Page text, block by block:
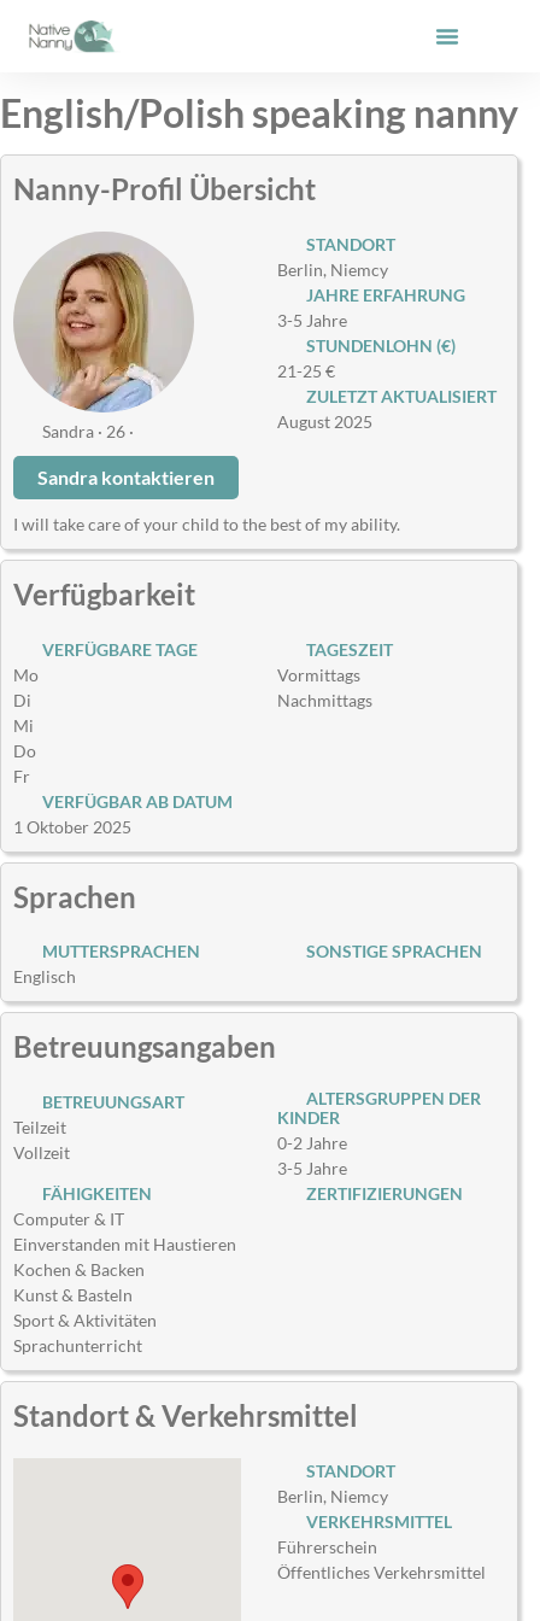
Inhalt
English/Polish speaking nanny
Nanny-Profil Übersicht
Sandra · 26 ·
STANDORT
Berlin, Niemcy
JAHRE ERFAHRUNG
3-5 Jahre
STUNDENLOHN (€)
21-25 €
ZULETZT AKTUALISIERT
August 2025
Sandra kontaktieren
I will take care of your child to the best of my ability.
Verfügbarkeit
VERFÜGBARE TAGE
Mo
Di
Mi
Do
Fr
TAGESZEIT
Vormittags
Nachmittags
VERFÜGBAR AB DATUM
1 Oktober 2025
Sprachen
MUTTERSPRACHEN
Englisch
SONSTIGE SPRACHEN
Betreuungsangaben
BETREUUNGSART
Teilzeit
Vollzeit
ALTERSGRUPPEN DER
KINDER
0-2 Jahre
3-5 Jahre
FÄHIGKEITEN
Computer & IT
Einverstanden mit Haustieren
Kochen & Backen
Kunst & Basteln
Sport & Aktivitäten
Sprachunterricht
ZERTIFIZIERUNGEN
Standort & Verkehrsmittel
STANDORT
Berlin, Niemcy
VERKEHRSMITTEL
Führerschein
Öffentliches Verkehrsmittel